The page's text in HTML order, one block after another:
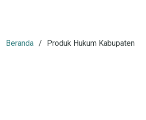
Beranda Produk Hukum Kabupaten